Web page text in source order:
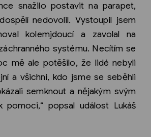
snažilo postavit na parapet,
nedovolil. Vystoupil jsem
kolemjdoucí a zavolal na
systému. Necítím se
mě ale potěšilo, že lidé nebyli
a všichni, kdo jsme se seběhli
semknout a nějakým svým
popsal událost Lukáš